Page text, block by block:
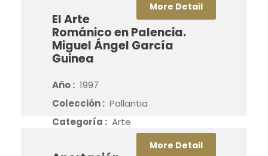
More Detail
El Arte
Románico en Palencia.
Miguel Ángel García
Guinea
Año : 1997
Colección : Pallantia
Categoría : Arte
More Detail